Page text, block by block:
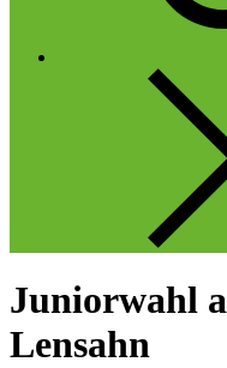
Juniorwahl
Lensahn